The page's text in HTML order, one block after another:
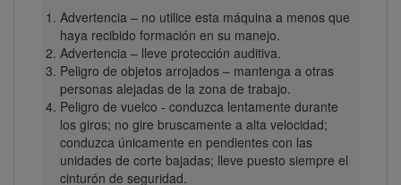
Advertencia – no utilice esta máquina a menos que
haya recibido formación en su manejo.
Advertencia – lleve protección auditiva.
Peligro de objetos arrojados – mantenga a otras
personas alejadas de la zona de trabajo.
Peligro de vuelco - conduzca lentamente durante
los giros; no gire bruscamente a alta velocidad;
conduzca únicamente en pendientes con las
unidades de corte bajadas; lleve puesto siempre el
cinturón de seguridad.